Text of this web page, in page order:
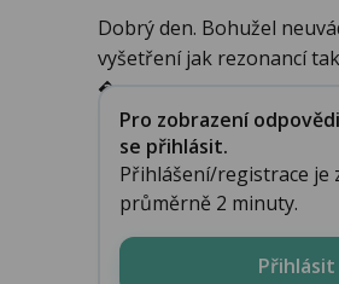
Dobrý den. Bohužel
vyšetření jak rezonancí
�...
Pro zobrazení
se přihlásit.
Přihlášení/registrace je
průměrně 2 minuty.
Přihlásit